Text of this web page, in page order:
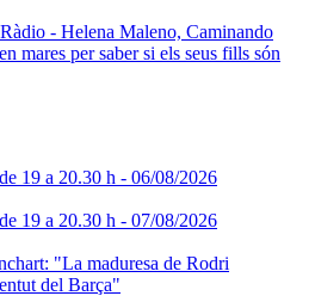
- Helena Maleno, Caminando
mares per saber si els seus fills són
19 a 20.30 h - 06/08/2026
19 a 20.30 h - 07/08/2026
"La maduresa de Rodri
del Barça"